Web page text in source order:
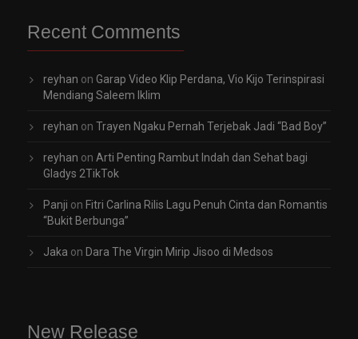
Recent Comments
reyhan on Garap Video Klip Perdana, Vio Kijo Terinspirasi
Mendiang Saleem Iklim
reyhan on Trayen Ngaku Pernah Terjebak Jadi “Bad Boy”
reyhan on Arti Penting Rambut Indah dan Sehat bagi
Gladys 2TikTok
Panji on Fitri Carlina Rilis Lagu Penuh Cinta dan Romantis
“Bukit Berbunga”
Jaka on Dara The Virgin Mirip Jisoo di Medsos
New Release